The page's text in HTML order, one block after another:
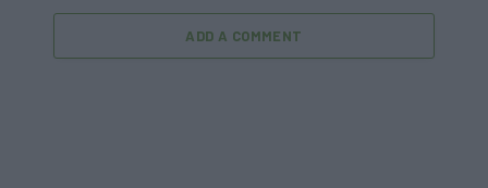
ADD A COMMENT